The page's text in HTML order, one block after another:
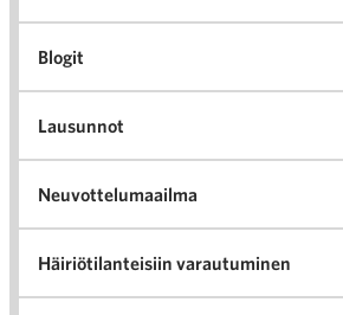
Blogit
Lausunnot
Neuvottelumaailma
Häiriötilanteisiin varautuminen